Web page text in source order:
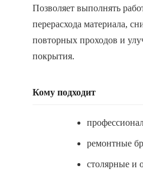
Позволяет выполнять
перерасхода материала,
повторных проходов и
покрытия.
Кому подходит
ремонтные
столярные и